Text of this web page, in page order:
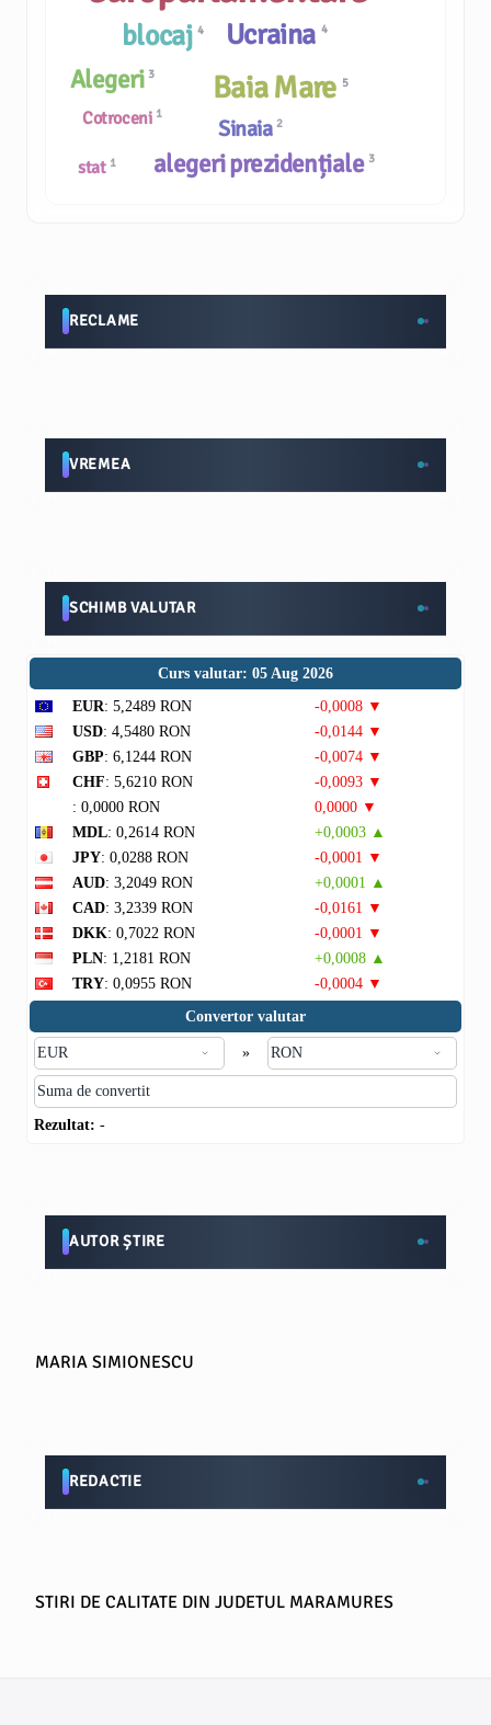
Cotroceni 1
Ucraina 4
blocaj4
Alegeri 3
stat 1
Sinaia 2
alegeri prezidențiale 3
Baia Mare 5
RECLAME
VREMEA
SCHIMB VALUTAR
Curs valutar: 05 Aug 2026
EUR: 5,2489 RON
-0,0008 ▼
USD: 4,5480 RON
-0,0144 ▼
GBP: 6,1244 RON
-0,0074 ▼
CHF: 5,6210 RON
-0,0093 ▼
: 0,0000 RON
0,0000 ▼
MDL: 0,2614 RON
+0,0003 ▲
JPY: 0,0288 RON
-0,0001 ▼
AUD: 3,2049 RON
+0,0001 ▲
CAD: 3,2339 RON
-0,0161 ▼
DKK: 0,7022 RON
-0,0001 ▼
PLN: 1,2181 RON
+0,0008 ▲
TRY: 0,0955 RON
-0,0004 ▼
Convertor valutar
»
Rezultat: -
AUTOR ȘTIRE
MARIA SIMIONESCU
REDACTIE
STIRI DE CALITATE DIN JUDETUL MARAMURES